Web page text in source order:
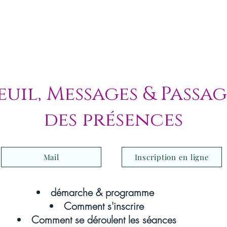
Messages &
des présences
Mail Inscription en ligne
démarche & programme
Comment s'inscrire
Comment se déroulent les séances